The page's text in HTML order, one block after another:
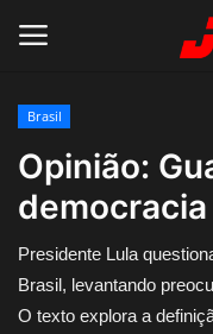
Home
Contato
Brasil
Opinião:
Presidente Lula
Brasil, levantando
O texto explora a